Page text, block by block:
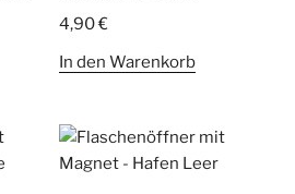
4,90€
In den Warenkorb